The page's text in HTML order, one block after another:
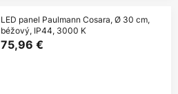
LED panel Paulmann Cosara, Ø 30 cm,
béžový, IP44, 3000 K
75,96 €